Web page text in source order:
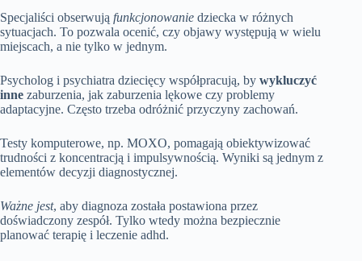
Specjaliści obserwują funkcjonowanie dziecka w różnych
sytuacjach. To pozwala ocenić, czy objawy występują w wielu
miejscach, a nie tylko w jednym.
Psycholog i psychiatra dziecięcy współpracują, by wykluczyć
inne zaburzenia, jak zaburzenia lękowe czy problemy
adaptacyjne. Często trzeba odróżnić przyczyny zachowań.
Testy komputerowe, np. MOXO, pomagają obiektywizować
trudności z koncentracją i impulsywnością. Wyniki są jednym z
elementów decyzji diagnostycznej.
Ważne jest, aby diagnoza została postawiona przez
doświadczony zespół. Tylko wtedy można bezpiecznie
planować terapię i leczenie adhd.